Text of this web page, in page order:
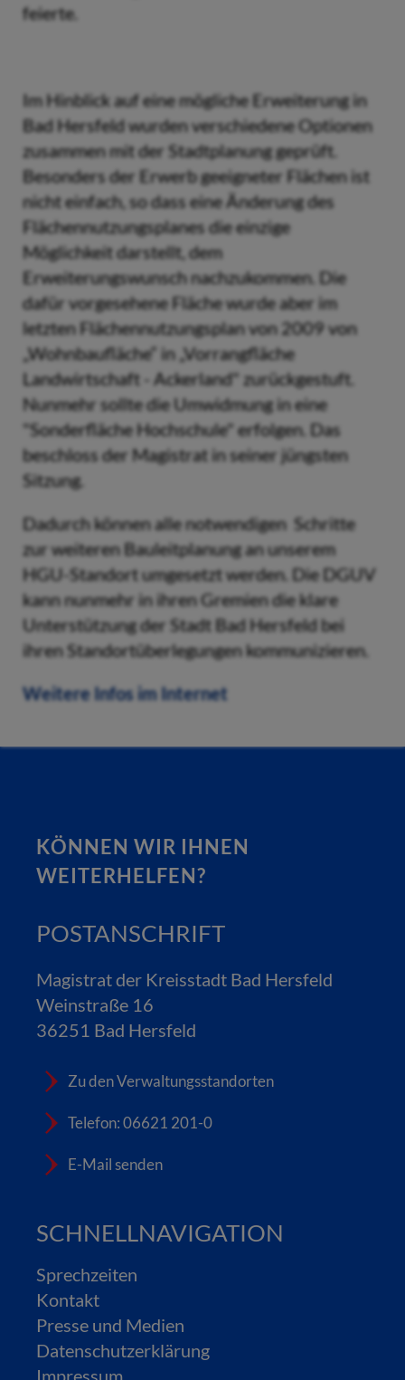
feierte.
Im Hinblick auf eine mögliche Erweiterung in
Bad Hersfeld wurden verschiedene Optionen
zusammen mit der Stadtplanung geprüft.
Besonders der Erwerb geeigneter Flächen ist
nicht einfach, so dass eine Änderung des
Flächennutzungsplanes die einzige
Möglichkeit darstellt, dem
Erweiterungswunsch nachzukommen. Die
dafür vorgesehene Fläche wurde aber im
letzten Flächennutzungsplan von 2009 von
„Wohnbaufläche“ in „Vorrangfläche
Landwirtschaft - Ackerland" zurückgestuft.
Nunmehr sollte die Umwidmung in eine
"Sonderfläche Hochschule" erfolgen. Das
beschloss der Magistrat in seiner jüngsten
Sitzung.
Dadurch können alle notwendigen Schritte
zur weiteren Bauleitplanung an unserem
HGU-Standort umgesetzt werden. Die DGUV
kann nunmehr in ihren Gremien die klare
Unterstützung der Stadt Bad Hersfeld bei
ihren Standortüberlegungen kommunizieren.
Weitere Infos im Internet
KÖNNEN WIR IHNEN
WEITERHELFEN?
POSTANSCHRIFT
Magistrat der Kreisstadt Bad Hersfeld
Weinstraße 16
36251 Bad Hersfeld
Zu den Verwaltungsstandorten
Telefon: 06621 201-0
E-Mail senden
SCHNELLNAVIGATION
Sprechzeiten
Kontakt
Presse und Medien
Datenschutzerklärung
Impressum